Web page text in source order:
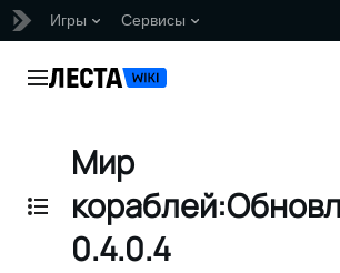
Игры Сервисы
Главное меню
Отобразить/Скрыть содержание
Мир
0.4.0.4